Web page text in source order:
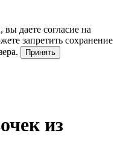
даете согласие на
запретить сохранение
Принять
из